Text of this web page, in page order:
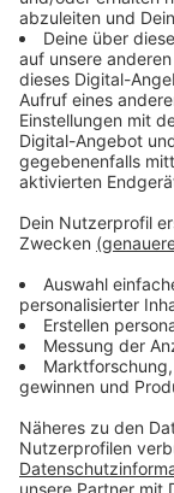
Verpass'
ANTENNE
Lifestyle